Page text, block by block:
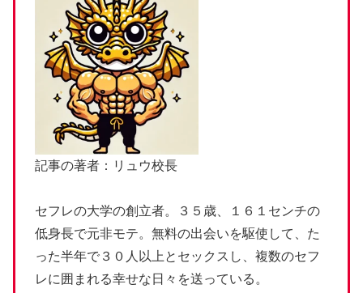
記事の著者：リュウ校長
セフレの大学の創立者。３５歳、１６１センチの
低身長で元非モテ。無料の出会いを駆使して、た
った半年で３０人以上とセックスし、複数のセフ
レに囲まれる幸せな日々を送っている。